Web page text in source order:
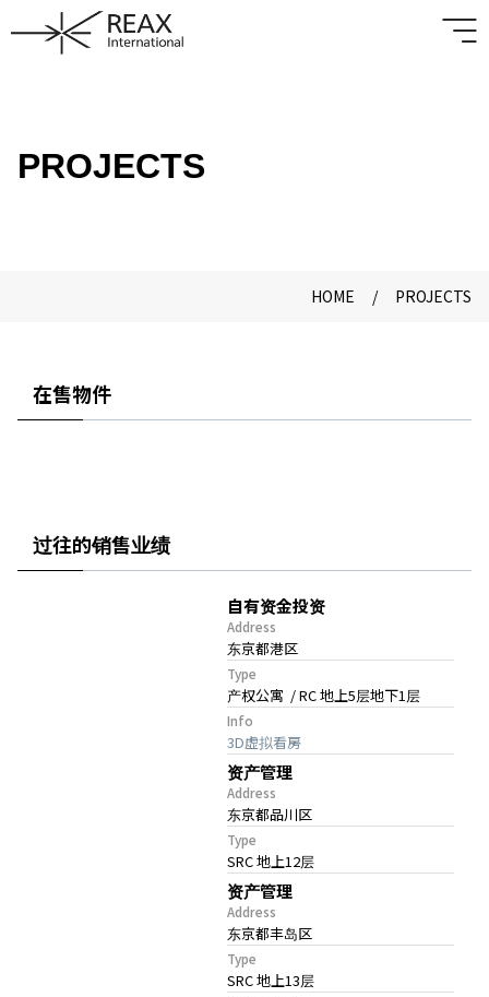
PROJECTS
HOME / PROJECTS
在售物件
过往的销售业绩
自有资金投资
Address
东京都港区
Type
产权公寓 / RC 地上5层地下1层
Info
3D虚拟看房
资产管理
Address
东京都品川区
Type
SRC 地上12层
资产管理
Address
东京都丰岛区
Type
SRC 地上13层